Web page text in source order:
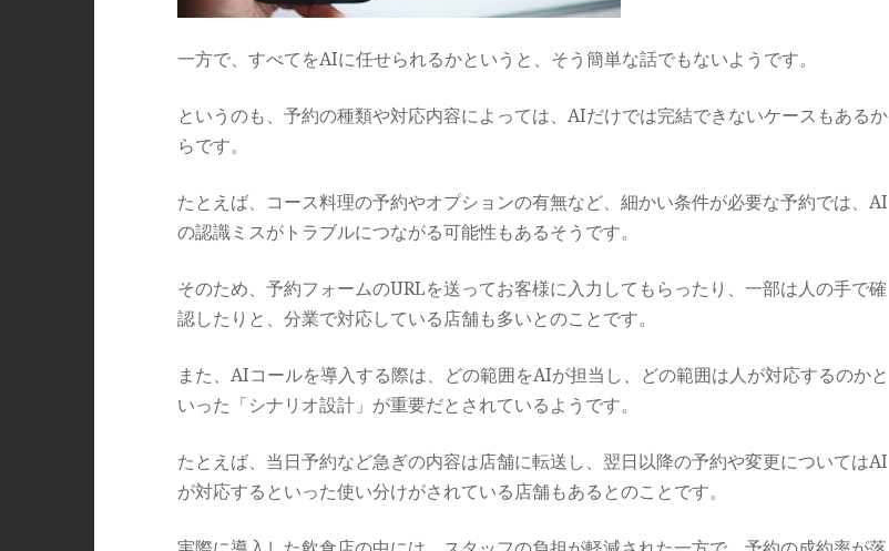
一方で、すべてをAIに任せられるかというと、そう簡単な話でもないようです。
というのも、予約の種類や対応内容によっては、AIだけでは完結できないケースもあるか
らです。
たとえば、コース料理の予約やオプションの有無など、細かい条件が必要な予約では、AI
の認識ミスがトラブルにつながる可能性もあるそうです。
そのため、予約フォームのURLを送ってお客様に入力してもらったり、一部は人の手で確
認したりと、分業で対応している店舗も多いとのことです。
また、AIコールを導入する際は、どの範囲をAIが担当し、どの範囲は人が対応するのかと
いった「シナリオ設計」が重要だとされているようです。
たとえば、当日予約など急ぎの内容は店舗に転送し、翌日以降の予約や変更についてはAI
が対応するといった使い分けがされている店舗もあるとのことです。